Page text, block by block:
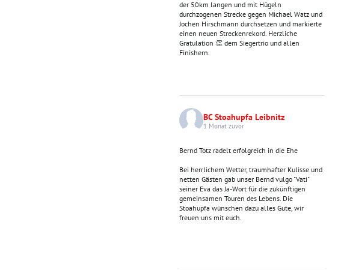
der 50km langen und mit Hügeln
durchzogenen Strecke gegen Michael Watz und
Jochen Hirschmann durchsetzen und markierte
einen neuen Streckenrekord. Herzliche
Gratulation 👏 dem Siegertrio und allen
Finishern.
BC Stoahupfa Leibnitz
1 Monat zuvor
Bernd Totz radelt erfolgreich in die Ehe
Bei herrlichem Wetter, traumhafter Kulisse und
netten Gästen gab unser Bernd vulgo "Vati"
seiner Eva das Ja-Wort für die zukünftigen
gemeinsamen Touren des Lebens. Die
Stoahupfa wünschen dazu alles Gute, wir
freuen uns mit euch.